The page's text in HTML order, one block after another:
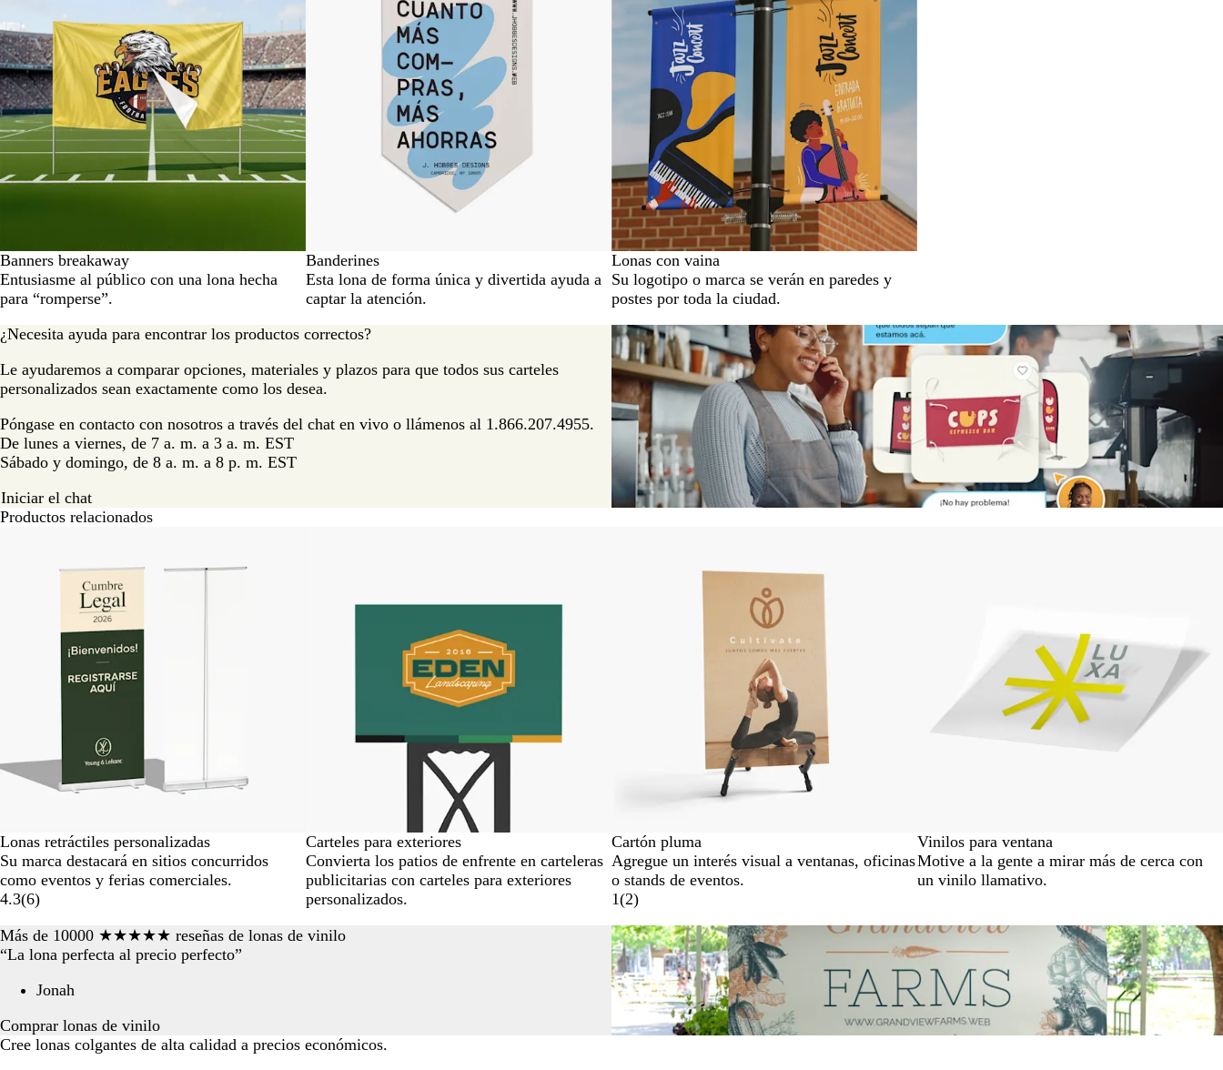
Banners breakaway
Entusiasme al público con una lona hecha
para “romperse”.
Banderines
Esta lona de forma única y divertida ayuda a
captar la atención.
Lonas con vaina
Su logotipo o marca se verán en paredes y
postes por toda la ciudad.
¿Necesita ayuda para encontrar los productos correctos?
Le ayudaremos a comparar opciones, materiales y plazos para que todos sus carteles
personalizados sean exactamente como los desea.
Póngase en contacto con nosotros a través del chat en vivo o llámenos al 1.866.207.4955.
De lunes a viernes, de 7 a. m. a 3 a. m. EST
Sábado y domingo, de 8 a. m. a 8 p. m. EST
Iniciar el chat
Productos relacionados
Lonas retráctiles personalizadas
Su marca destacará en sitios concurridos
como eventos y ferias comerciales.
4.3(6)
Carteles para exteriores
Convierta los patios de enfrente en carteleras
publicitarias con carteles para exteriores
personalizados.
Cartón pluma
Agregue un interés visual a ventanas, oficinas
o stands de eventos.
1(2)
Vinilos para ventana
Motive a la gente a mirar más de cerca con
un vinilo llamativo.
Más de 10000 ★★★★★ reseñas de lonas de vinilo
“La lona perfecta al precio perfecto”
Jonah
Comprar lonas de vinilo
Cree lonas colgantes de alta calidad a precios económicos.